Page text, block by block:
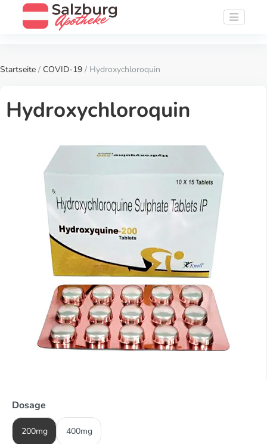
Startseite / COVID-19 / Hydroxychloroquin
Hydroxychloroquin
Dosage
200mg 400mg